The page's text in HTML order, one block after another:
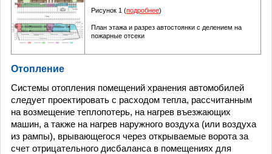
Рисунок 1 (подробнее)
План этажа и разрез автостоянки с делением на
пожарные отсеки
Отопление
Системы отопления помещений хранения автомобилей
следует проектировать с расходом тепла, рассчитанным
на возмещение теплопотерь, на нагрев въезжающих
машин, а также на нагрев наружного воздуха (или воздуха
из рампы), врывающегося через открываемые ворота за
счет отрицательного дисбаланса в помещениях для